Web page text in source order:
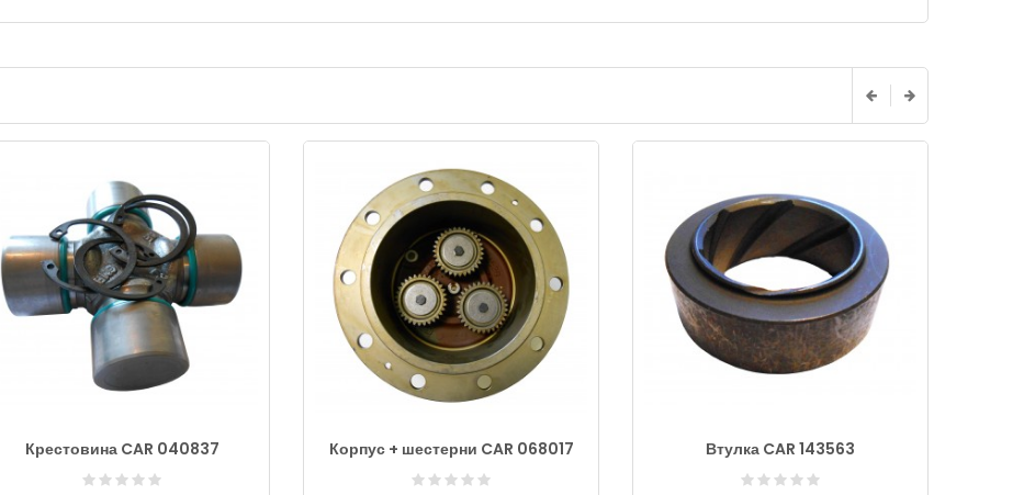
Крестовина CAR 040837 Корпус + шестерни CAR 068017 Втулка CAR 143563